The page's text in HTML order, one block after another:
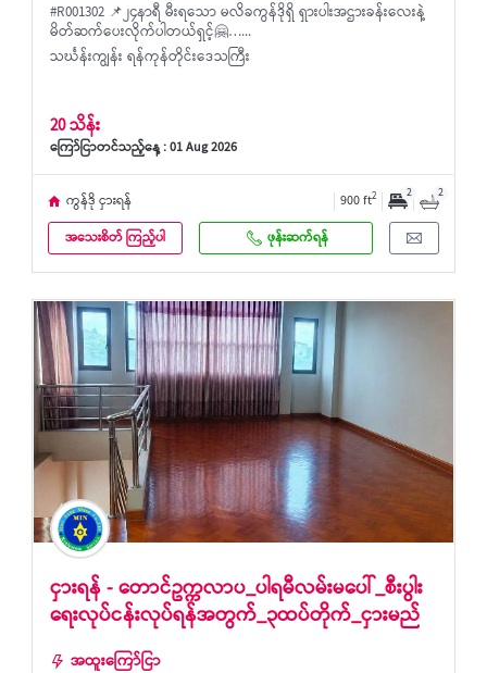
#R001302 📌၂၄နာရီ မီးရသော မလိခကွန်ဒိုရှိ ရှားပါးအဌားခန်းလေးနဲ့
မိတ်ဆက်ပေးလိုက်ပါတယ်ရှင့်🤗…...
သင်္ဃန်းကျွန်း ရန်ကုန်တိုင်းဒေသကြီး
20 သိန်း
ကြော်ငြာတင်သည့်နေ့ : 01 Aug 2026
ကွန်ဒို ငှားရန် 900 ft2 2 2
အသေးစိတ် ကြည့်ပါ ဖုန်းဆက်ရန်
ငှားရန် - တောင်ဥက္ကလာပ_ပါရမီလမ်းမပေါ်_စီးပွါး
ရေးလုပ်ငန်းလုပ်ရန်အတွက်_၃ထပ်တိုက်_ငှားမည်
အထူးကြော်ငြာ